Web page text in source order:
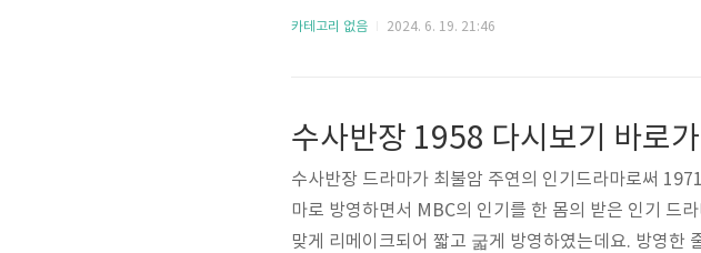
비 다이어트 식단 추천 바로가기 버튼 페이지그릭 요거
카테고리 없음 2024. 6. 19. 21:46
수사반장 1958 다시보기 바로
수사반장 드라마가 최불암 주연의 인기드라마로써
마로 방영하면서 MBC의 인기를 한 몸의 받은 인기 드
맞게 리메이크되어 짧고 굷게 방영하였는데요. 방영한